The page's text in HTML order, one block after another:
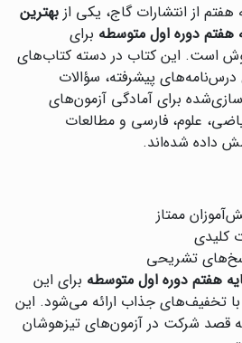
از انتشارات گاج، یکی از بهترین
دوره اول متوسطه برای
است. این کتاب در دسته کتاب‌های
پیشرفته، سؤالات
برای آمادگی آزمون‌های
علوم، فارسی و مطالعات
داده شده‌اند.
ممتاز
کلیدی
تشریحی
هفتم دوره اول متوسطه برای این
تخفیف‌های جذاب ارائه می‌شود. این
قصد شرکت در آزمون‌های تیزهوشان